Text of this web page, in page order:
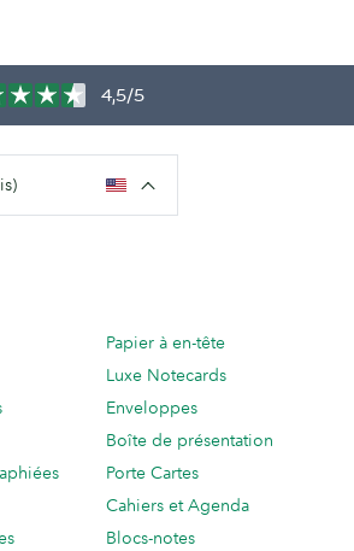
4,5/5
Papier à en-tête
Luxe Notecards
Enveloppes
Boîte de présentation
Porte Cartes
Cahiers et Agenda
Blocs-notes